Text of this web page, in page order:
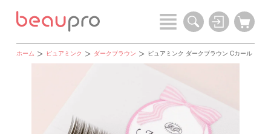
ホーム ピュアミンク ダークブラウン ピュアミンク ダークブラウン Cカール